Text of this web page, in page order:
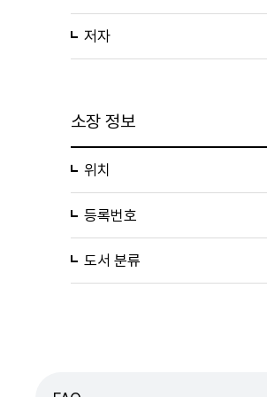
저자
소장 정보
위치
등록번호
도서 분류